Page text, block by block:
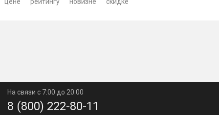
На связи с 7:00 до 20:00
8 (800) 222-80-11